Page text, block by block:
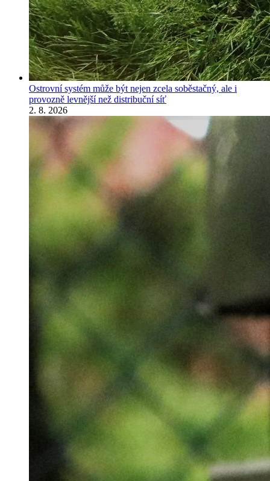
Ostrovní systém může být nejen zcela soběstačný, ale i
provozně levnější než distribuční síť
2. 8. 2026